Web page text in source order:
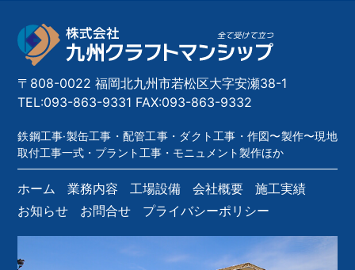
〒808-0022 福岡北九州市若松区大字安瀬38-1
TEL:093-863-9331 FAX:093-863-9332
鉄鋼工事·製缶工事・配管工事・ダクト工事・作図〜製作〜現地
取付工事一式・プラント工事・モニュメント製作ほか
ホーム 業務内容 工場設備 会社概要
施工実績
お知らせ
お問合せ プライバシーポリシー